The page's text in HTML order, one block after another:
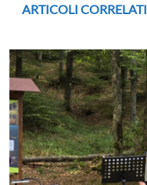
ARTICOLI CORRELATI